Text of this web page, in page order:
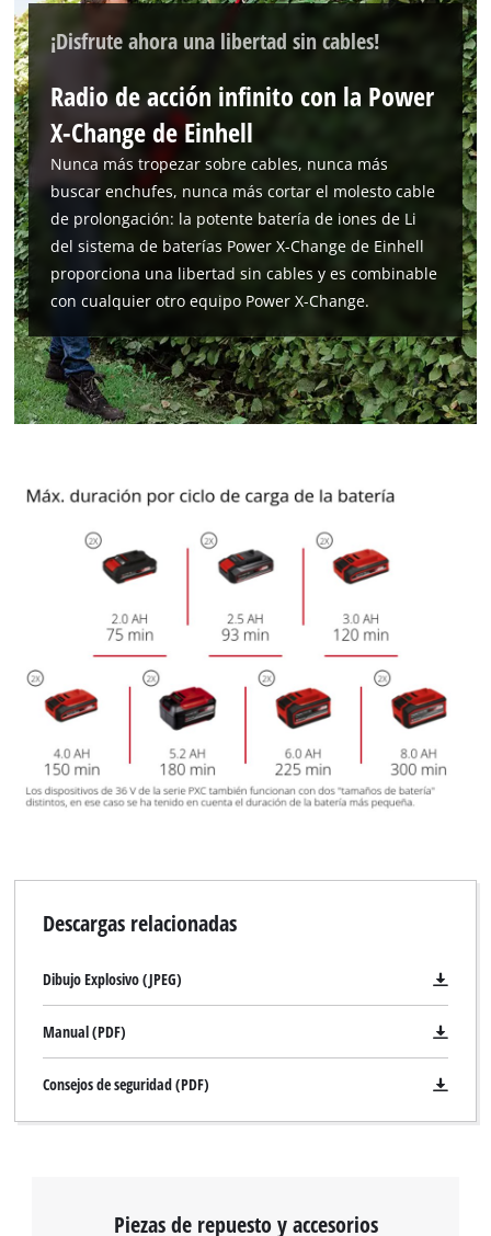
¡Disfrute ahora una libertad sin cables!
Radio de acción infinito con la Power
X-Change de Einhell
Nunca más tropezar sobre cables, nunca más
buscar enchufes, nunca más cortar el molesto cable
de prolongación: la potente batería de iones de Li
del sistema de baterías Power X-Change de Einhell
proporciona una libertad sin cables y es combinable
con cualquier otro equipo Power X-Change.
Descargas relacionadas
Dibujo Explosivo (JPEG)
Manual (PDF)
Consejos de seguridad (PDF)
Piezas de repuesto y accesorios